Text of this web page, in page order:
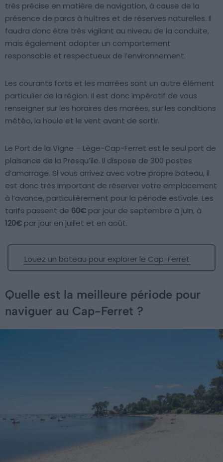
très précise en matière de navigation, à cause de la
présence de parcs à huîtres et de réserves naturelles. Il
faudra donc être très vigilant au niveau de la conduite,
mais également adopter un comportement
responsable et respectueux de l’environnement.
Les courants forts et les marrées sont un autre élément
particulier de la région. Il est donc impératif de vous
renseigner sur les horaires des marées, sur les conditions
météo, la houle et le vent avant de sortir.
Le Port de la Vigne – Lège-Cap-Ferret est le seul port de
plaisance de la Presqu’île. Il dispose de 300 postes
d’amarrage. Si vous arrivez avec votre propre bateau, il
est donc très important de réserver votre emplacement
à l’avance, particulièrement pour la période estivale. Les
tarifs passent de 60€ par jour de septembre à juin, à
120€ par jour en juillet et en août.
Louez un bateau pour explorer le Cap-Ferret
Quelle est la meilleure période pour
naviguer au Cap-Ferret ?